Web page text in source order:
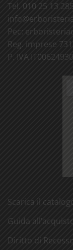
Tel. 010 25 13 285
info@
Pec:
Reg. imprese
P. IVA
Scarica il
Guida
Diritto di Recesso